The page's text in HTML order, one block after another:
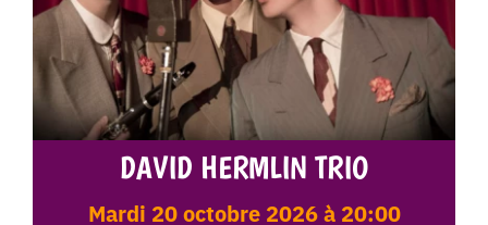
DAVID HERMLIN TRIO
mardi 20 octobre 2026 à 20:00